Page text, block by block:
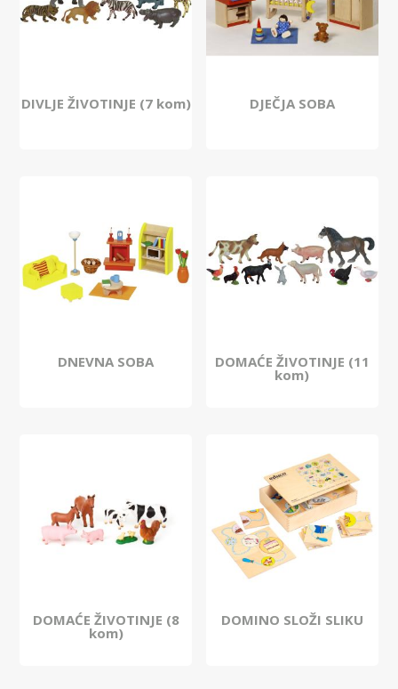
DIVLJE ŽIVOTINJE (7 kom) DJEČJA SOBA
DNEVNA SOBA DOMAĆE ŽIVOTINJE (11
kom)
DOMAĆE ŽIVOTINJE (8
kom)
DOMINO SLOŽI SLIKU